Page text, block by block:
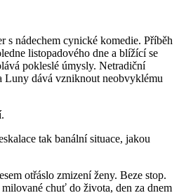
s nádechem cynické komedie. Příběh
listopadového dne a blížící se
pokleslé úmysly. Netradiční
Luny dává vzniknout neobvyklému
tak banální situace, jakou
otřáslo zmizení ženy. Beze stop.
chuť do života, den za dnem